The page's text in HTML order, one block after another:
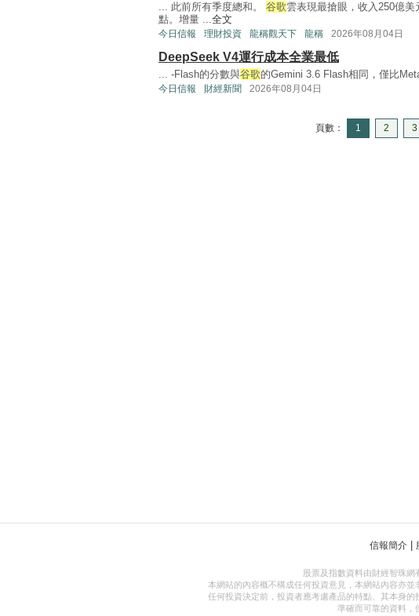
... 此前所有季度總和。 谷歌雲表現最搶眼，收入250億
點。增量 ...全文
今日信報 理財投資 龍稱觀天下 龍稱 2026年08月04日
DeepSeek V4運行成本全業最低
... -Flash的分數與谷歌的Gemini 3.6 Flash相同，僅比
今日信報 財經新聞 2026年08月04日
頁數： 1 2 3
信報簡介
股票及指數資料由財經智珠網
本網站的內容概不構成任何投資意見，本網站內容亦
任何投資決定前，投資者應考慮產品的特點、其本身
準確而可靠的資料，